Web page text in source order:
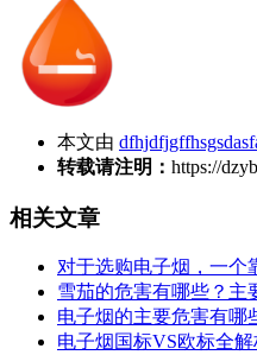
本文由
转载请注明： https://
相关文章
对于选购电子烟，一个
雪茄的危害有哪些？主
电子烟的主要危害有哪
电子烟国标VS欧标全解